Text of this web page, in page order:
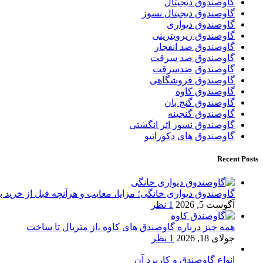
گاوصندوق دیجیتال نسوز
گاوصندوق دیواری
گاوصندوق زیرویترینی
گاوصندوق ضد انفجار
گاوصندوق ضد سرقت
گاوصندوق ضدسرقت
گاوصندوق فروشگاهی
گاوصندوق کاوه
گاوصندوق گنج بان
گاوصندوق گنجینه
گاوصندوق نسوز اثر انگشتی
گاوصندوق های دکوراتیو
Recent Posts
گاوصندوق دیواری خانگی؛ مزایا، معایب و هرآنچه قبل از خرید
آگوست 5, 2026
1 نظر
همه چیز درباره گاوصندق های کاوه ،از متریال تا ساخت
جولای 18, 2026
1 نظر
انواع گاوصندق و کاربرد آن